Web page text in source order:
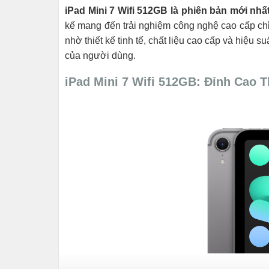
iPad Mini 7 Wifi 512GB là phiên bản mới
kế mang đến trải nghiệm công nghệ cao cấp
nhờ thiết kế tinh tế, chất liệu cao cấp và hiệu
của người dùng.
iPad Mini 7 Wifi 512GB: Đỉnh Cao